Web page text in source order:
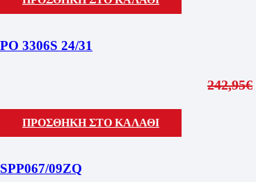
PO 3306S 24/31
242,95€
ΠΡΟΣΘΗΚΗ ΣΤΟ ΚΑΛΑΘΙ
SPP067/09ZQ